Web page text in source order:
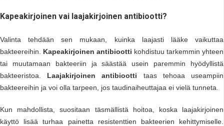
Kapeakirjoinen vai laajakirjoinen antibiootti?
Valinta tehdään sen mukaan, kuinka laajasti lääke vaikuttaa
bakteereihin. Kapeakirjoinen antibiootti kohdistuu tarkemmin yhteen
tai muutamaan bakteeriin ja säästää usein paremmin hyödyllistä
bakteeristoa. Laajakirjoinen antibiootti taas tehoaa useampiin
bakteereihin ja voi olla tarpeen, jos taudinaiheuttajaa ei vielä tunneta.
Kun mahdollista, suositaan täsmällistä hoitoa, koska laajakirjoinen
käyttö lisää turhaa painetta resistenttien bakteerien kehittymiselle.